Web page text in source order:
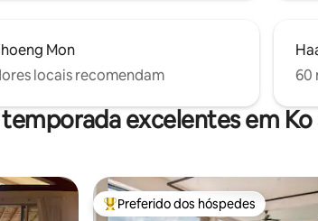
Mon
locais recomendam
60
excelentes em Ko
hóspedes Entre os melhores preferidos dos
Preferido dos hóspedes